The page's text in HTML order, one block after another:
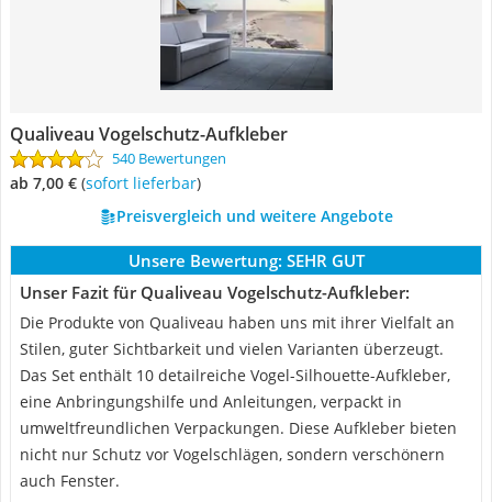
Qualiveau Vogelschutz-Aufkleber
540 Bewertungen
ab 7,00 € ( Sofort lieferbar)
Preisvergleich und weitere Angebote
Unsere Bewertung: SEHR GUT
Unser Fazit für Qualiveau Vogelschutz-Aufkleber:
Die Produkte von Qualiveau haben uns mit ihrer Vielfalt an
Stilen, guter Sichtbarkeit und vielen Varianten überzeugt.
Das Set enthält 10 detailreiche Vogel-Silhouette-Aufkleber,
eine Anbringungshilfe und Anleitungen, verpackt in
umweltfreundlichen Verpackungen. Diese Aufkleber bieten
nicht nur Schutz vor Vogelschlägen, sondern verschönern
auch Fenster.